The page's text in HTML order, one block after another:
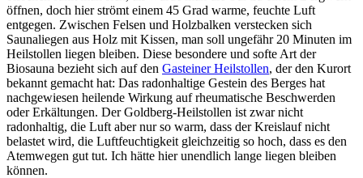
öffnen, doch hier strömt einem 45 Grad warme, feuchte Luft
entgegen. Zwischen Felsen und Holzbalken verstecken sich
Saunaliegen aus Holz mit Kissen, man soll ungefähr 20 Minuten im
Heilstollen liegen bleiben. Diese besondere und softe Art der
Biosauna bezieht sich auf den Gasteiner Heilstollen, der den Kurort
bekannt gemacht hat: Das radonhaltige Gestein des Berges hat
nachgewiesen heilende Wirkung auf rheumatische Beschwerden
oder Erkältungen. Der Goldberg-Heilstollen ist zwar nicht
radonhaltig, die Luft aber nur so warm, dass der Kreislauf nicht
belastet wird, die Luftfeuchtigkeit gleichzeitig so hoch, dass es den
Atemwegen gut tut. Ich hätte hier unendlich lange liegen bleiben
können.